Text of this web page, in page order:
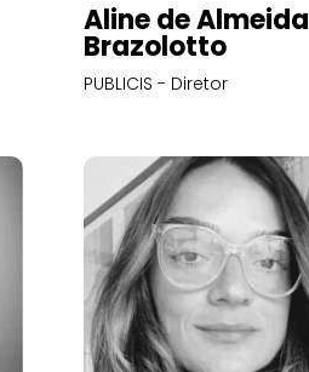
Aline de Almeida
Brazolotto
PUBLICIS - Diretor